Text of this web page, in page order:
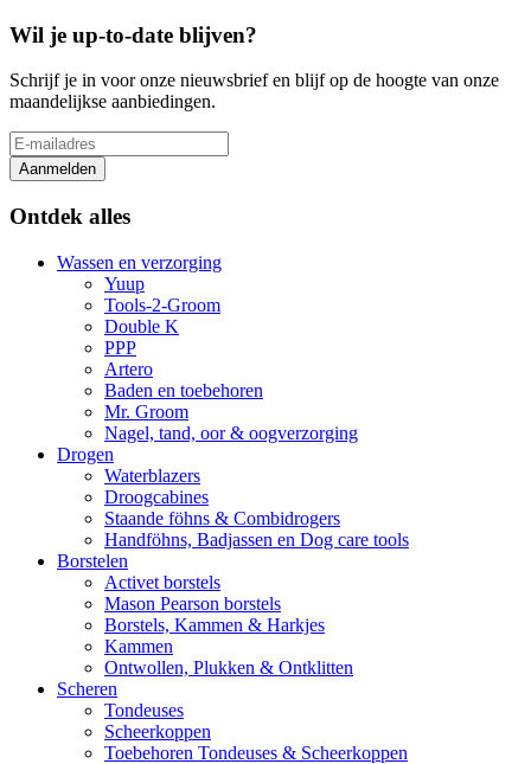
Wil je up-to-date blijven?
Schrijf je in voor onze nieuwsbrief en blijf op de hoogte van onze
maandelijkse aanbiedingen.
Aanmelden
Ontdek alles
Wassen en verzorging
Yuup
Tools-2-Groom
Double K
PPP
Artero
Baden en toebehoren
Mr. Groom
Nagel, tand, oor & oogverzorging
Drogen
Waterblazers
Droogcabines
Staande föhns & Combidrogers
Handföhns, Badjassen en Dog care tools
Borstelen
Activet borstels
Mason Pearson borstels
Borstels, Kammen & Harkjes
Kammen
Ontwollen, Plukken & Ontklitten
Scheren
Tondeuses
Scheerkoppen
Toebehoren Tondeuses & Scheerkoppen